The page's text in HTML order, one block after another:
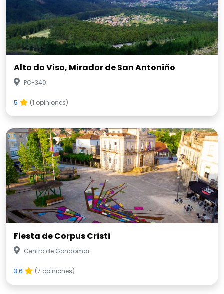
Alto do Viso, Mirador de San Antoniño
PO-340
5 (1 opiniones)
Fiesta de Corpus Cristi
Centro de Gondomar
3.6 (7 opiniones)